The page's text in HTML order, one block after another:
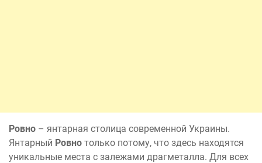
Ровно – янтарная столица современной Украины.
Янтарный Ровно только потому, что здесь находятся
уникальные места с залежами драгметалла. Для всех